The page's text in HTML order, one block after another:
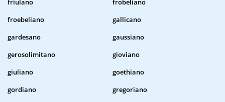
friulano
frobeliano
froebeliano
gallicano
gardesano
gaussiano
gerosolimitano
gioviano
giuliano
goethiano
gordiano
gregoriano